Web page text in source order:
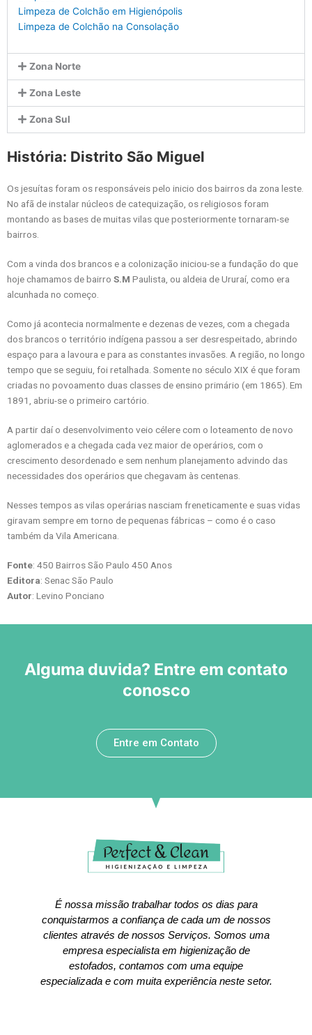
Limpeza de Colchão em Higienópolis
Limpeza de Colchão na Consolação
Zona Norte
Zona Leste
Zona Sul
História: Distrito São Miguel
Os jesuítas foram os responsáveis pelo inicio dos bairros da zona leste.
No afã de instalar núcleos de catequização, os religiosos foram
montando as bases de muitas vilas que posteriormente tornaram-se
bairros.
Com a vinda dos brancos e a colonização iniciou-se a fundação do que
hoje chamamos de bairro S.M Paulista, ou aldeia de Ururaí, como era
alcunhada no começo.
Como já acontecia normalmente e dezenas de vezes, com a chegada
dos brancos o território indígena passou a ser desrespeitado, abrindo
espaço para a lavoura e para as constantes invasões. A região, no longo
tempo que se seguiu, foi retalhada. Somente no século XIX é que foram
criadas no povoamento duas classes de ensino primário (em 1865). Em
1891, abriu-se o primeiro cartório.
A partir daí o desenvolvimento veio célere com o loteamento de novo
aglomerados e a chegada cada vez maior de operários, com o
crescimento desordenado e sem nenhum planejamento advindo das
necessidades dos operários que chegavam às centenas.
Nesses tempos as vilas operárias nasciam freneticamente e suas vidas
giravam sempre em torno de pequenas fábricas – como é o caso
também da Vila Americana.
Fonte: 450 Bairros São Paulo 450 Anos
Editora: Senac São Paulo
Autor: Levino Ponciano
Alguma duvida? Entre em contato
conosco
Entre em Contato
É nossa missão trabalhar todos os dias para
conquistarmos a confiança de cada um de nossos
clientes através de nossos Serviços. Somos uma
empresa especialista em higienização de
estofados, contamos com uma equipe
especializada e com muita experiência neste setor.